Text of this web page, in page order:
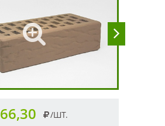
66,30 /ШТ.